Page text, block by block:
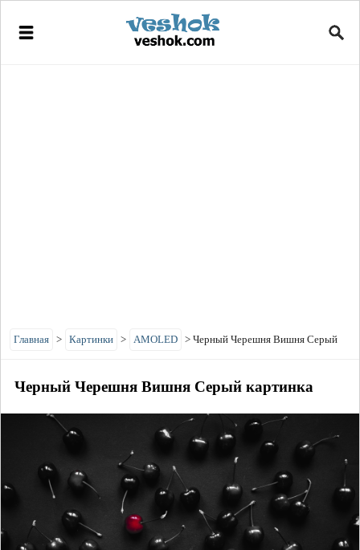
Главная > Картинки > AMOLED > Черный Черешня Вишня Серый
Черный Черешня Вишня Серый картинка